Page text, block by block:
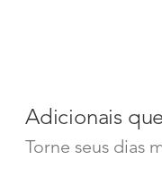
Adicionais
Torne seus dias